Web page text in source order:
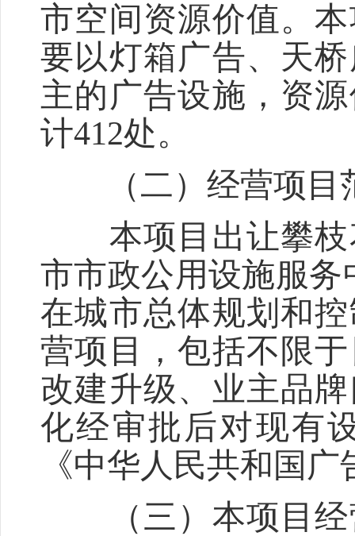
市空间资源价值。
要以灯箱广告、天
主的广告设施，资
计412处。
（二）经营项目
本项目出让攀枝
市市政公用设施服务
在城市总体规划和
营项目，包括不限
改建升级、业主品
化经审批后对现有
《中华人民共和国
（三）本项目经